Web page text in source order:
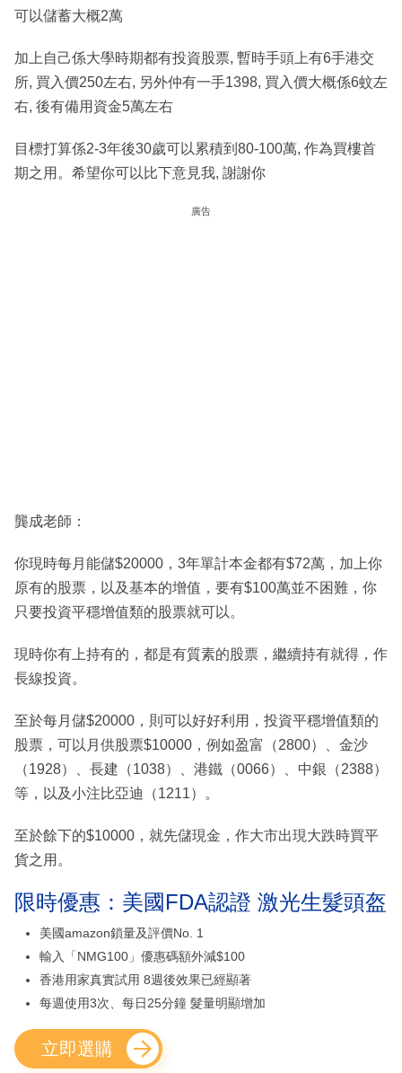
可以儲蓄大概2萬
加上自己係大學時期都有投資股票, 暫時手頭上有6手港交
所, 買入價250左右, 另外仲有一手1398, 買入價大概係6蚊左
右, 後有備用資金5萬左右
目標打算係2-3年後30歲可以累積到80-100萬, 作為買樓首
期之用。希望你可以比下意見我, 謝謝你
廣告
龔成老師：
你現時每月能儲$20000，3年單計本金都有$72萬，加上你
原有的股票，以及基本的增值，要有$100萬並不困難，你
只要投資平穩增值類的股票就可以。
現時你有上持有的，都是有質素的股票，繼續持有就得，作
長線投資。
至於每月儲$20000，則可以好好利用，投資平穩增值類的
股票，可以月供股票$10000，例如盈富（2800）、金沙
（1928）、長建（1038）、港鐵（0066）、中銀（2388）
等，以及小注比亞迪（1211）。
至於餘下的$10000，就先儲現金，作大市出現大跌時買平
貨之用。
限時優惠：美國FDA認證 激光生髮頭盔
美國amazon鎖量及評價No. 1
輸入「NMG100」優惠碼額外減$100
香港用家真實試用 8週後效果已經顯著
每週使用3次、每日25分鐘 髮量明顯增加
立即選購